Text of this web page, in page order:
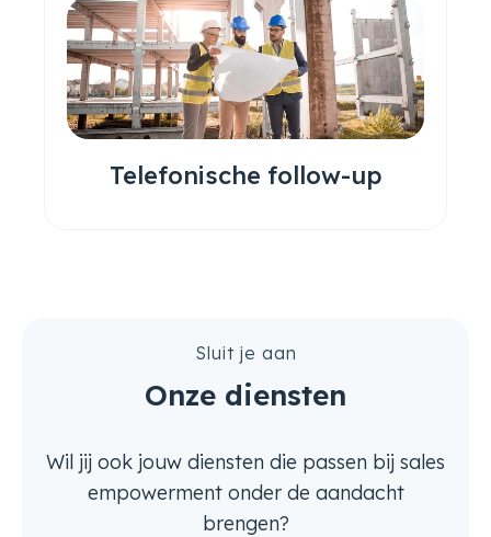
Telefonische follow-up
Sluit je aan
Onze diensten
Wil jij ook jouw diensten die passen bij sales
empowerment onder de aandacht
brengen?